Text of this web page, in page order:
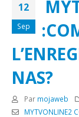
12
Sep
NAS?
Par mojaweb
MYTVONLINE2